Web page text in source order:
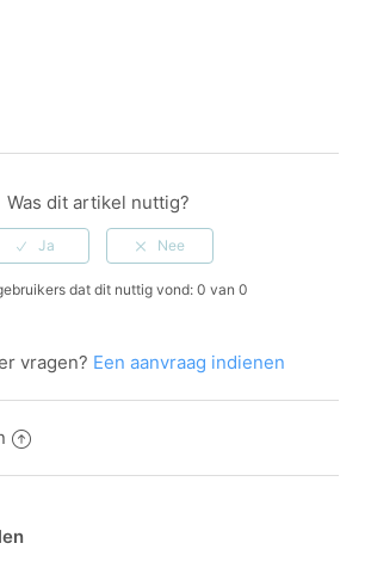
Was dit artikel nuttig?
dat dit nuttig vond: 0 van 0
vragen? Een aanvraag indienen